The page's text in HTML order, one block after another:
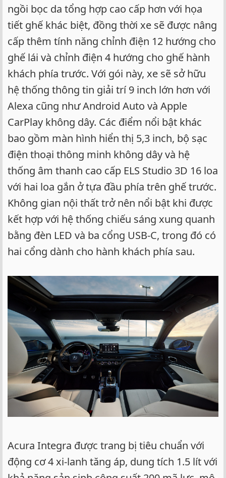
ngồi bọc da tổng hợp cao cấp hơn với họa
tiết ghế khác biệt, đồng thời xe sẽ được nâng
cấp thêm tính năng chỉnh điện 12 hướng cho
ghế lái và chỉnh điện 4 hướng cho ghế hành
khách phía trước. Với gói này, xe sẽ sở hữu
hệ thống thông tin giải trí 9 inch lớn hơn với
Alexa cũng như Android Auto và Apple
CarPlay không dây. Các điểm nổi bật khác
bao gồm màn hình hiển thị 5,3 inch, bộ sạc
điện thoại thông minh không dây và hệ
thống âm thanh cao cấp ELS Studio 3D 16 loa
với hai loa gắn ở tựa đầu phía trên ghế trước.
Không gian nội thất trở nên nổi bật khi được
kết hợp với hệ thống chiếu sáng xung quanh
bằng đèn LED và ba cổng USB-C, trong đó có
hai cổng dành cho hành khách phía sau.
Acura Integra được trang bị tiêu chuẩn với
động cơ 4 xi-lanh tăng áp, dung tích 1.5 lít với